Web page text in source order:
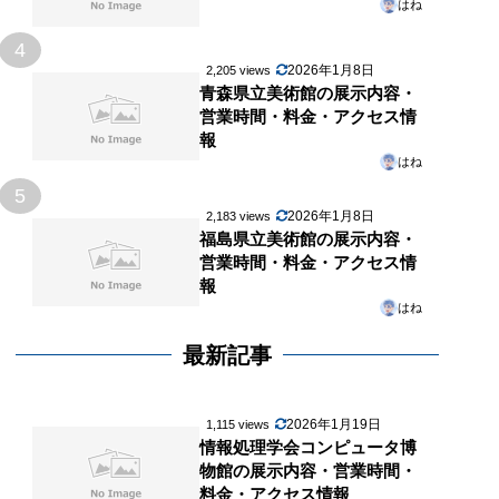
はね
4
2,205 views 2026年1月8日
青森県立美術館の展示内容・
営業時間・料金・アクセス情
報
はね
5
2,183 views 2026年1月8日
福島県立美術館の展示内容・
営業時間・料金・アクセス情
報
はね
最新記事
1,115 views 2026年1月19日
情報処理学会コンピュータ博
物館の展示内容・営業時間・
料金・アクセス情報